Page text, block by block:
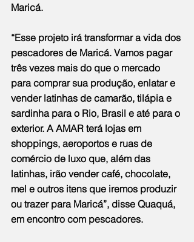
Maricá.
“Esse projeto irá transformar a vida dos
pescadores de Maricá. Vamos pagar
três vezes mais do que o mercado
para comprar sua produção, enlatar e
vender latinhas de camarão, tilápia e
sardinha para o Rio, Brasil e até para o
exterior. A AMAR terá lojas em
shoppings, aeroportos e ruas de
comércio de luxo que, além das
latinhas, irão vender café, chocolate,
mel e outros itens que iremos produzir
ou trazer para Maricá”, disse Quaquá,
em encontro com pescadores.